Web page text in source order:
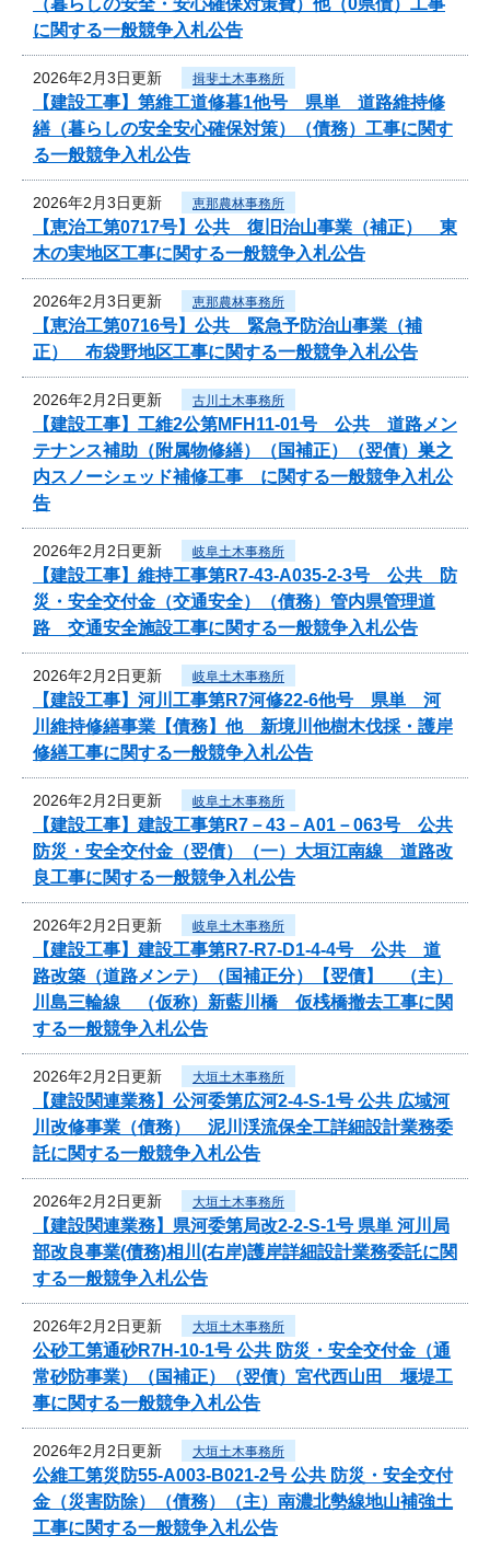
に関する一般競争入札公告
2026年2月3日更新 揖斐土木事務所
【建設工事】第維工道修暮1他号 県単 道路維持修
繕（暮らしの安全安心確保対策）（債務）工事に関す
る一般競争入札公告
2026年2月3日更新 恵那農林事務所
【恵治工第0717号】公共 復旧治山事業（補正） 東
木の実地区工事に関する一般競争入札公告
2026年2月3日更新 恵那農林事務所
【恵治工第0716号】公共 緊急予防治山事業（補
正） 布袋野地区工事に関する一般競争入札公告
2026年2月2日更新 古川土木事務所
【建設工事】工維2公第MFH11-01号 公共 道路メン
テナンス補助（附属物修繕）（国補正）（翌債）巣之
内スノーシェッド補修工事 に関する一般競争入札公
告
2026年2月2日更新 岐阜土木事務所
【建設工事】維持工事第R7-43-A035-2-3号 公共 防
災・安全交付金（交通安全）（債務）管内県管理道
路 交通安全施設工事に関する一般競争入札公告
2026年2月2日更新 岐阜土木事務所
【建設工事】河川工事第R7河修22-6他号 県単 河
川維持修繕事業【債務】他 新境川他樹木伐採・護岸
修繕工事に関する一般競争入札公告
2026年2月2日更新 岐阜土木事務所
【建設工事】建設工事第R7－43－A01－063号 公共
防災・安全交付金（翌債）（一）大垣江南線 道路改
良工事に関する一般競争入札公告
2026年2月2日更新 岐阜土木事務所
【建設工事】建設工事第R7-R7-D1-4-4号 公共 道
路改築（道路メンテ）（国補正分）【翌債】 （主）
川島三輪線 （仮称）新藍川橋 仮桟橋撤去工事に関
する一般競争入札公告
2026年2月2日更新 大垣土木事務所
【建設関連業務】公河委第広河2-4-S-1号 公共 広域河
川改修事業（債務） 泥川渓流保全工詳細設計業務委
託に関する一般競争入札公告
2026年2月2日更新 大垣土木事務所
【建設関連業務】県河委第局改2-2-S-1号 県単 河川局
部改良事業(債務)相川(右岸)護岸詳細設計業務委託に関
する一般競争入札公告
2026年2月2日更新 大垣土木事務所
公砂工第通砂R7H-10-1号 公共 防災・安全交付金（通
常砂防事業）（国補正）（翌債）宮代西山田 堰堤工
事に関する一般競争入札公告
2026年2月2日更新 大垣土木事務所
公維工第災防55-A003-B021-2号 公共 防災・安全交付
金（災害防除）（債務）（主）南濃北勢線地山補強土
工事に関する一般競争入札公告